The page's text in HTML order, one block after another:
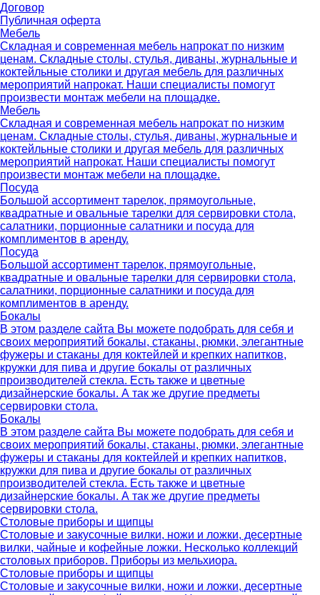
Договор
Публичная оферта
Мебель
Складная и современная мебель напрокат по низким
ценам. Складные столы, стулья, диваны, журнальные и
коктейльные столики и другая мебель для различных
мероприятий напрокат. Наши специалисты помогут
произвести монтаж мебели на площадке.
Мебель
Складная и современная мебель напрокат по низким
ценам. Складные столы, стулья, диваны, журнальные и
коктейльные столики и другая мебель для различных
мероприятий напрокат. Наши специалисты помогут
произвести монтаж мебели на площадке.
Посуда
Большой ассортимент тарелок, прямоугольные,
квадратные и овальные тарелки для сервировки стола,
салатники, порционные салатники и посуда для
комплиментов в аренду.
Посуда
Большой ассортимент тарелок, прямоугольные,
квадратные и овальные тарелки для сервировки стола,
салатники, порционные салатники и посуда для
комплиментов в аренду.
Бокалы
В этом разделе сайта Вы можете подобрать для себя и
своих мероприятий бокалы, стаканы, рюмки, элегантные
фужеры и стаканы для коктейлей и крепких напитков,
кружки для пива и другие бокалы от различных
производителей стекла. Есть также и цветные
дизайнерские бокалы. А так же другие предметы
сервировки стола.
Бокалы
В этом разделе сайта Вы можете подобрать для себя и
своих мероприятий бокалы, стаканы, рюмки, элегантные
фужеры и стаканы для коктейлей и крепких напитков,
кружки для пива и другие бокалы от различных
производителей стекла. Есть также и цветные
дизайнерские бокалы. А так же другие предметы
сервировки стола.
Столовые приборы и щипцы
Столовые и закусочные вилки, ножи и ложки, десертные
вилки, чайные и кофейные ложки. Несколько коллекций
столовых приборов. Приборы из мельхиора.
Столовые приборы и щипцы
Столовые и закусочные вилки, ножи и ложки, десертные